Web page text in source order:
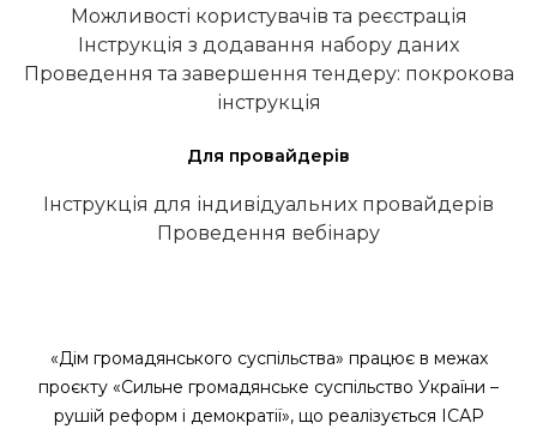
Можливості користувачів та реєстрація
Інструкція з додавання набору даних
Проведення та завершення тендеру: покрокова
інструкція
Для провайдерів
Інструкція для індивідуальних провайдерів
Проведення вебінару
«Дім громадянського суспільства» працює в межах
проєкту «Сильне громадянське суспільство України –
рушій реформ і демократії», що реалізується ІСАР